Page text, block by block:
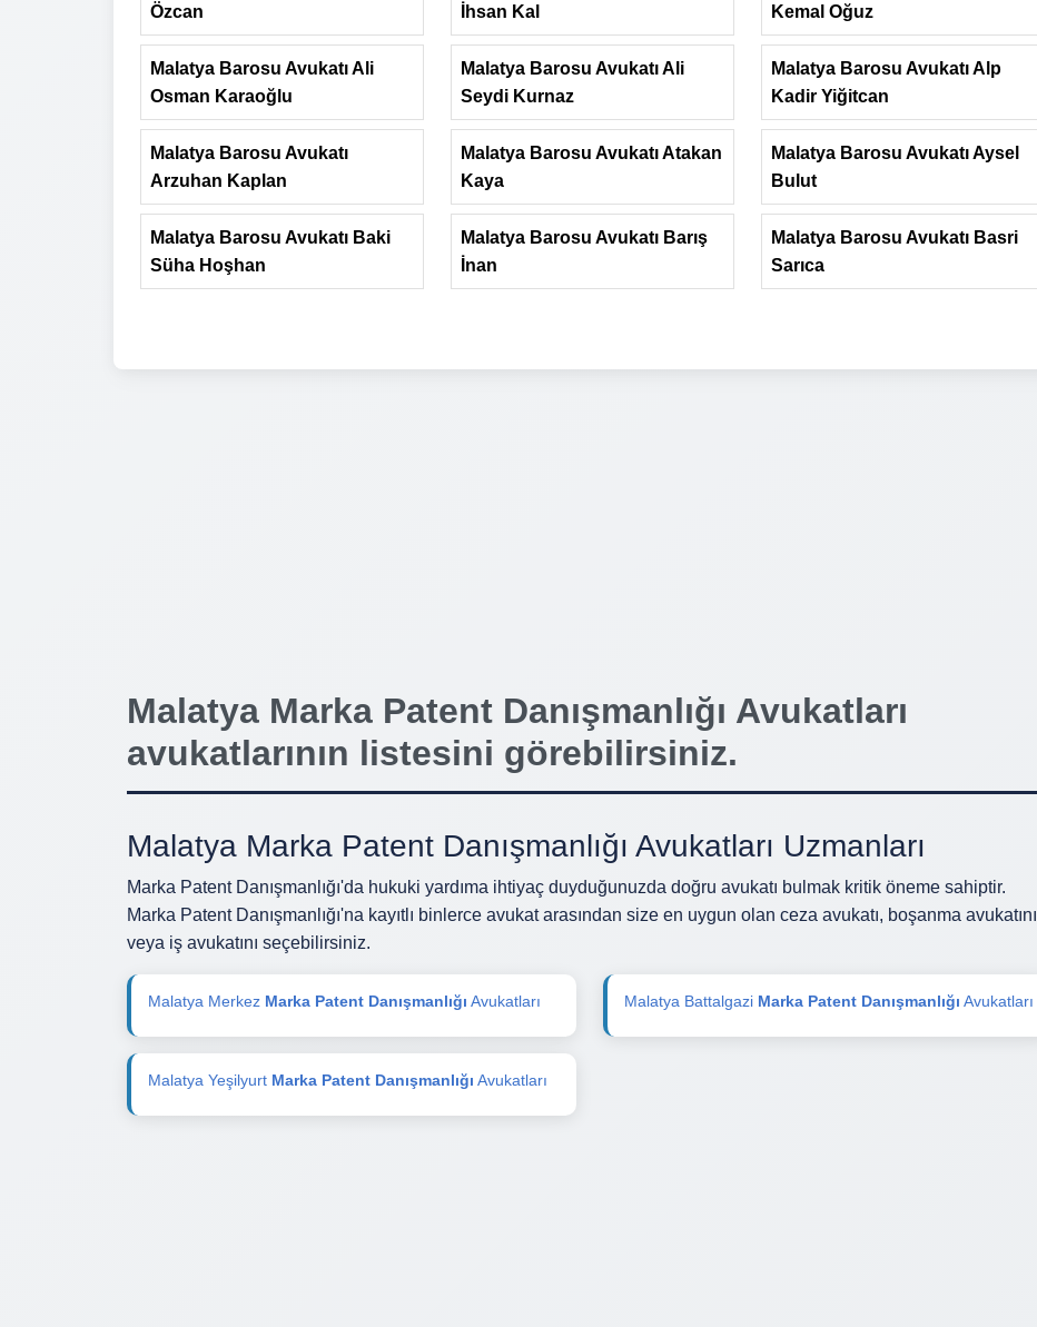
Özcan
İhsan Kal
Kemal Oğuz
Malatya Barosu Avukatı Ali
Osman Karaoğlu
Malatya Barosu Avukatı Ali
Seydi Kurnaz
Malatya Barosu Avukatı Alp
Kadir Yiğitcan
Malatya Barosu Avukatı
Arzuhan Kaplan
Malatya Barosu Avukatı Atakan
Kaya
Malatya Barosu Avukatı Aysel
Bulut
Malatya Barosu Avukatı Baki
Süha Hoşhan
Malatya Barosu Avukatı Barış
İnan
Malatya Barosu Avukatı Basri
Sarıca
Malatya Marka Patent Danışmanlığı Avukatları
avukatlarının listesini görebilirsiniz.
Malatya Marka Patent Danışmanlığı Avukatları Uzmanları
Marka Patent Danışmanlığı'da hukuki yardıma ihtiyaç duyduğunuzda doğru avukatı bulmak kritik öneme sahiptir.
Marka Patent Danışmanlığı'na kayıtlı binlerce avukat arasından size en uygun olan ceza avukatı, boşanma avukatını
veya iş avukatını seçebilirsiniz.
Malatya Merkez Marka Patent Danışmanlığı Avukatları Malatya Battalgazi Marka Patent Danışmanlığı Avukatları
Malatya Yeşilyurt Marka Patent Danışmanlığı Avukatları